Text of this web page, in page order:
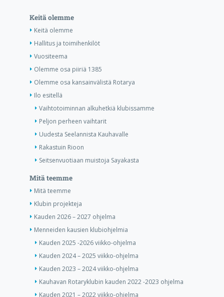
Keitä olemme
Keitä olemme
Hallitus ja toimihenkilöt
Vuositeema
Olemme osa piiriä 1385
Olemme osa kansainvälistä Rotarya
Ilo esitellä
Vaihtotoiminnan alkuhetkiä klubissamme
Peljon perheen vaihtarit
Uudesta Seelannista Kauhavalle
Rakastuin Rioon
Seitsenvuotiaan muistoja Sayakasta
Mitä teemme
Mitä teemme
Klubin projekteja
Kauden 2026 – 2027 ohjelma
Menneiden kausien klubiohjelmia
Kauden 2025 -2026 viikko-ohjelma
Kauden 2024 – 2025 viikko-ohjelma
Kauden 2023 – 2024 viikko-ohjelma
Kauhavan Rotaryklubin kauden 2022 -2023 ohjelma
Kauden 2021 – 2022 viikko-ohjelma